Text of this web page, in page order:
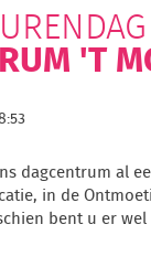
'T
dagcentrum al
in de
bent u er